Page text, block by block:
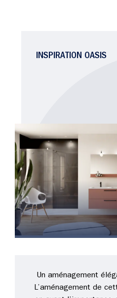
INSPIRATION OASIS
Un aménagement
L’aménagement de